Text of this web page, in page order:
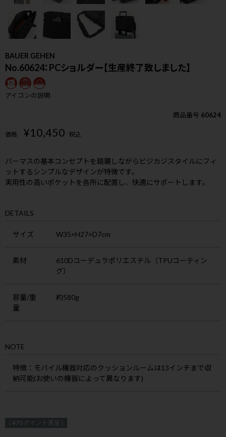
BAUER GEHEN
No.60624：PCショルダー【生産終了致しました】
アイコンの説明
商品番号 60624
価格 ¥10,450 税込
バーマスの基本コンセプトを踏襲しながらビジカジスタイルにフィ
ットするシンプルなデザインが特徴です。
実用性の高いポケットを各所に配置し、快適にサポートします。
DETAILS
サイズ W35×H27×D7cm
素材
610Dコーデュラポリエステル（TPUコーティン
グ）
容量/重
量
約580g
NOTE
特徴 ：モバイル機器対応のクッションルームは13インチまで収
納可能(お使いの機器によって異なります)
[ 475 ポイント進呈 ]